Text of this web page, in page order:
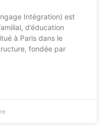
Intégration) est
d’éducation
à Paris dans le
fondée par